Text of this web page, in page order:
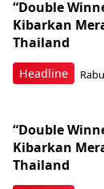
Headline
“Double
Kibarkan
Thailand
“Double
Kibarkan
Thailand